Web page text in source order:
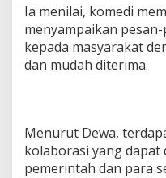
t
u
h
k
a
s
a
Ia menilai, komedi
menyampaikan
kepada masyarakat
dan mudah diterima.
Menurut Dewa,
kolaborasi yang
pemerintah dan para